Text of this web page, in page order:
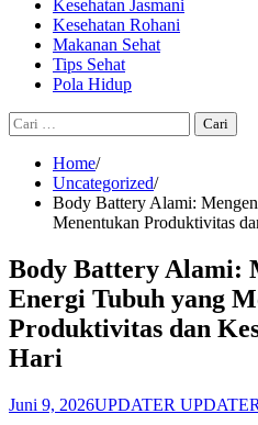
Kesehatan Jasmani
Kesehatan Rohani
Makanan Sehat
Tips Sehat
Pola Hidup
Cari
untuk:
Home
Uncategorized
Body Battery Alami:
Menentukan Produktivitas
Body Battery Alami:
Energi Tubuh yang
Produktivitas dan
Hari
Juni 9, 2026UPDATER UPDATER